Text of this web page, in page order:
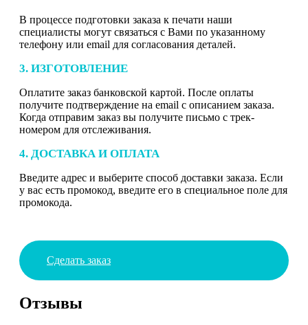
В процессе подготовки заказа к печати наши
специалисты могут связаться с Вами по указанному
телефону или email для согласования деталей.
3. ИЗГОТОВЛЕНИЕ
Оплатите заказ банковской картой. После оплаты
получите подтверждение на email с описанием заказа.
Когда отправим заказ вы получите письмо с трек-
номером для отслеживания.
4. ДОСТАВКА И ОПЛАТА
Введите адрес и выберите способ доставки заказа. Если
у вас есть промокод, введите его в специальное поле для
промокода.
Сделать заказ
Отзывы